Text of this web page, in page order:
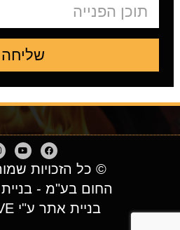
שליחה
© כל הזכויות
החום בע"מ - בניית
בניית אתר ע"י ADACTIVE